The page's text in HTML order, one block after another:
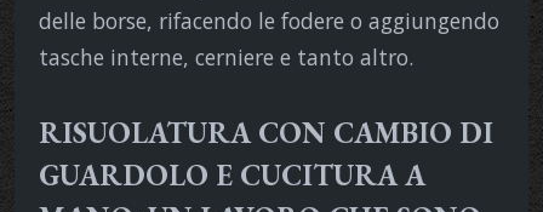
delle borse, rifacendo le fodere o aggiungendo
tasche interne, cerniere e tanto altro.
RISUOLATURA CON CAMBIO DI
GUARDOLO E CUCITURA A